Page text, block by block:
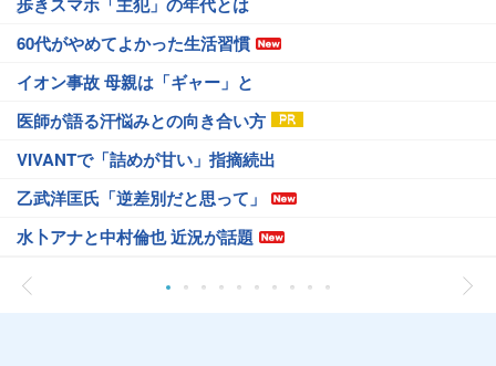
60代がやめてよかった生活習慣
イオン事故 母親は「ギャー」と
医師が語る汗悩みとの向き合い方
VIVANTで「詰めが甘い」指摘続出
乙武洋匡氏「逆差別だと思って」
水卜アナと中村倫也 近況が話題